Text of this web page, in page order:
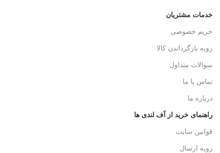
خدمات مشتریان
حریم خصوصی
رویه بازگرداندن کالا
سوالات متداول
تماس با ما
درباره ما
راهنمای خرید از آف لندی ها
قوانین سایت
رویه ارسال